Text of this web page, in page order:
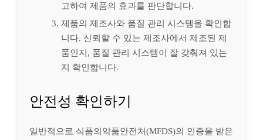
고하여 제품의 효과를 판단합니다.
제품의 제조사와 품질 관리 시스템을 확인합
니다. 신뢰할 수 있는 제조사에서 제조된 제
품인지, 품질 관리 시스템이 잘 갖춰져 있는
지 확인합니다.
안전성 확인하기
일반적으로 식품의약품안전처(MFDS)의 인증을 받은